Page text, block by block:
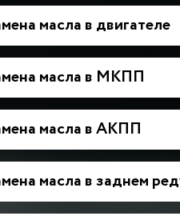
масла в двигателе
масла в МКПП
масла в АКПП
масла в заднем